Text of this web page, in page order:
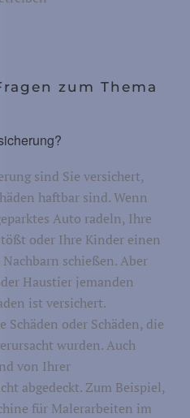
zum Thema
sind Sie versichert,
haftbar sind. Wenn
Auto radeln, Ihre
oder Ihre Kinder einen
schießen. Aber
Haustier jemanden
ist versichert.
Schäden oder Schäden, die
wurden. Auch
von Ihrer
abgedeckt. Zum Beispiel,
für Malerarbeiten im